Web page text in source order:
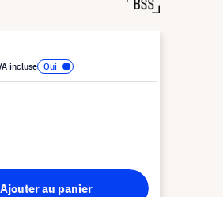
incluse
Ajouter au panier